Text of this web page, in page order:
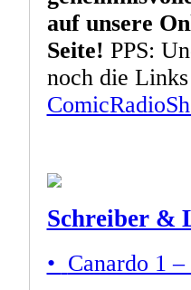
auf unsere
Seite! PPS:
noch die
Schreiber &
• Canardo 1